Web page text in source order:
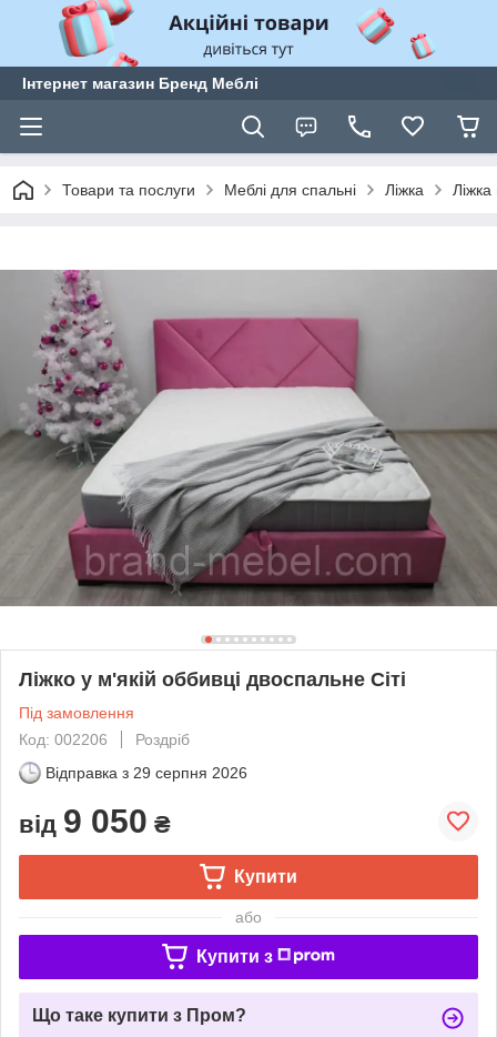
Інтернет магазин Бренд Меблі
Товари та послуги Меблі для спальні Ліжка Ліжка
Ліжко у м'якій оббивці двоспальне Сіті
Під замовлення
Код: 002206
Роздріб
Відправка з 29 серпня 2026
від 9 050 ₴
Купити
або
Купити з
Що таке купити з Пром?